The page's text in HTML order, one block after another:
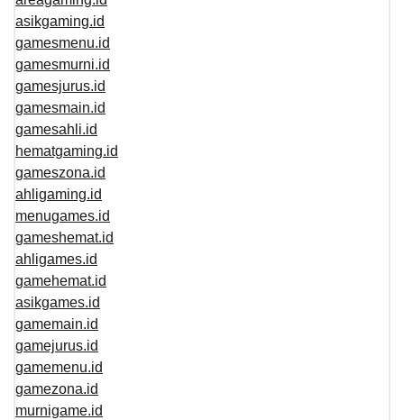
asikgaming.id
gamesmenu.id
gamesmurni.id
gamesjurus.id
gamesmain.id
gamesahli.id
hematgaming.id
gameszona.id
ahligaming.id
menugames.id
gameshemat.id
ahligames.id
gamehemat.id
asikgames.id
gamemain.id
gamejurus.id
gamemenu.id
gamezona.id
murnigame.id